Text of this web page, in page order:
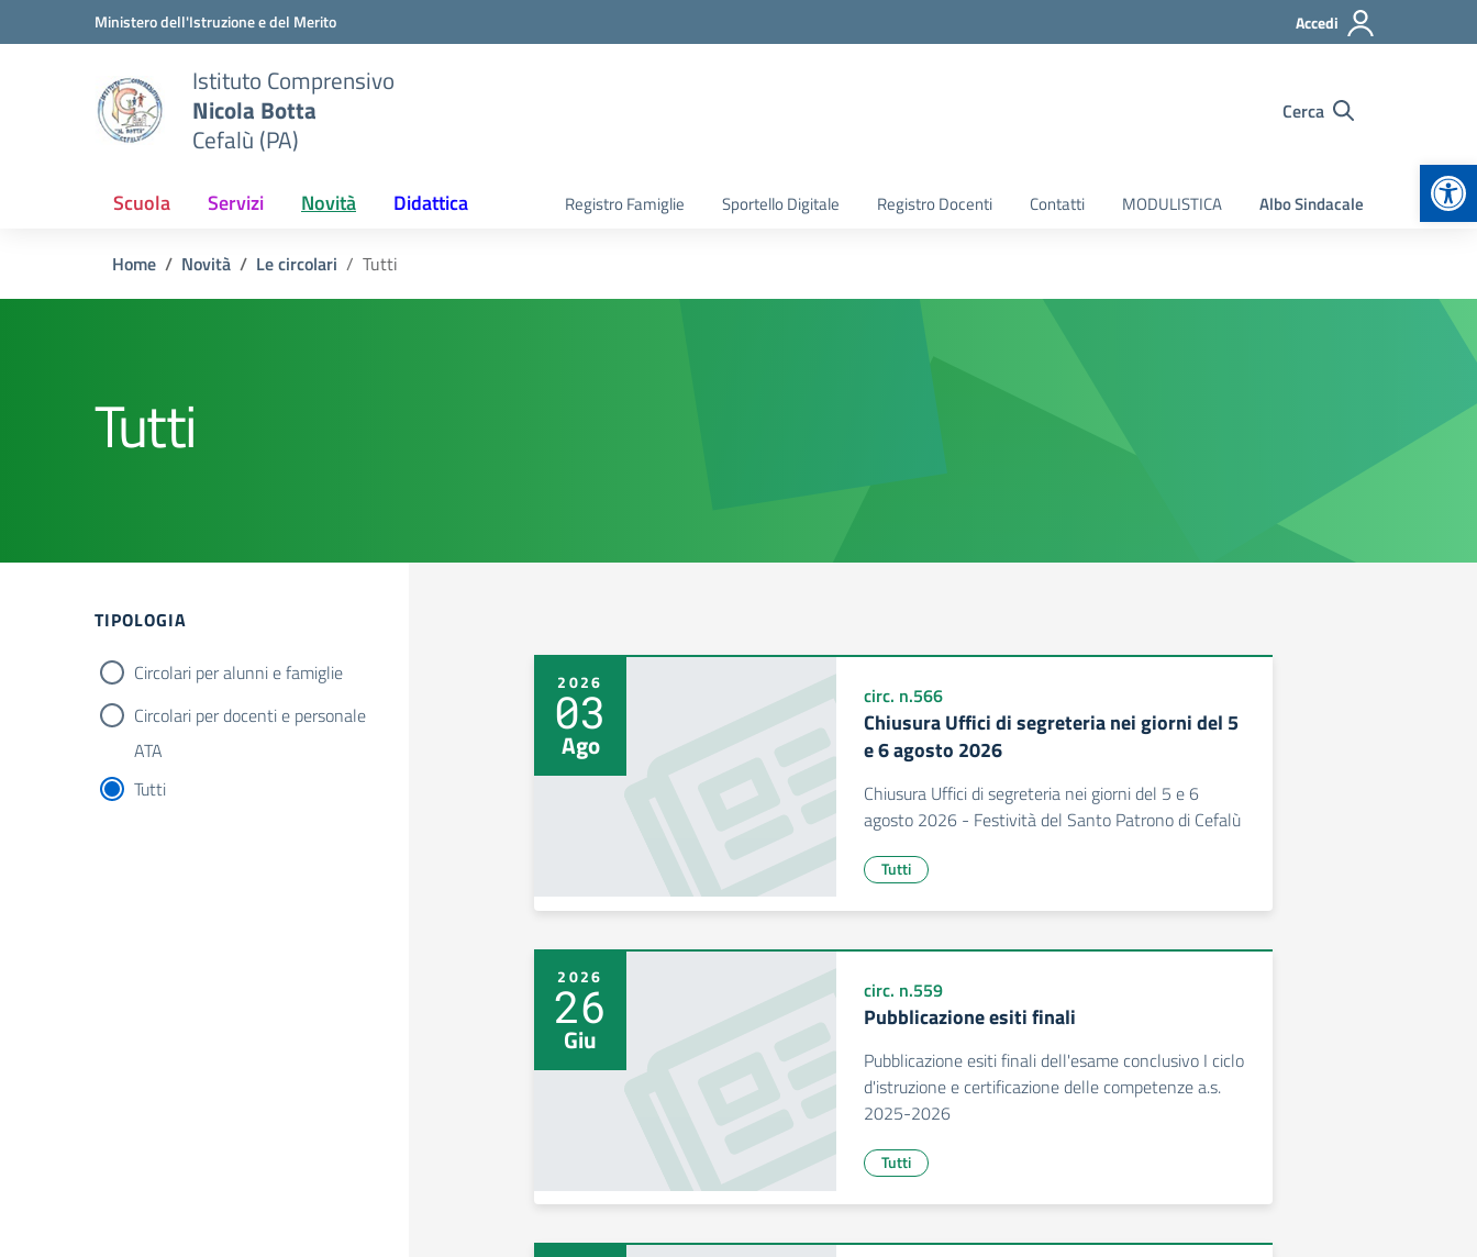
Vai ai contenuti
Vai al menu di navigazioneMinistero dell'Istruzione e del Merito Accedi
Istituto Comprensivo
Nicola Botta
Cefalù (PA)
Cerca
Scuola Servizi Novità Didattica Registro Famiglie Sportello Digitale Registro Docenti Contatti MODULISTICA Albo Sindacale
Home Novità Le circolari Tutti
Tutti
Filtri
TIPOLOGIA
Circolari per alunni e famiglie
Circolari per docenti e personale
ATA
Tutti
2026
03
Ago
circ. n.566
Chiusura Uffici di segreteria nei giorni del 5
e 6 agosto 2026
Chiusura Uffici di segreteria nei giorni del 5 e 6
agosto 2026 - Festività del Santo Patrono di Cefalù
Tutti
2026
26
Giu
circ. n.559
Pubblicazione esiti finali
Pubblicazione esiti finali dell'esame conclusivo I ciclo
d'istruzione e certificazione delle competenze a.s.
2025-2026
Tutti